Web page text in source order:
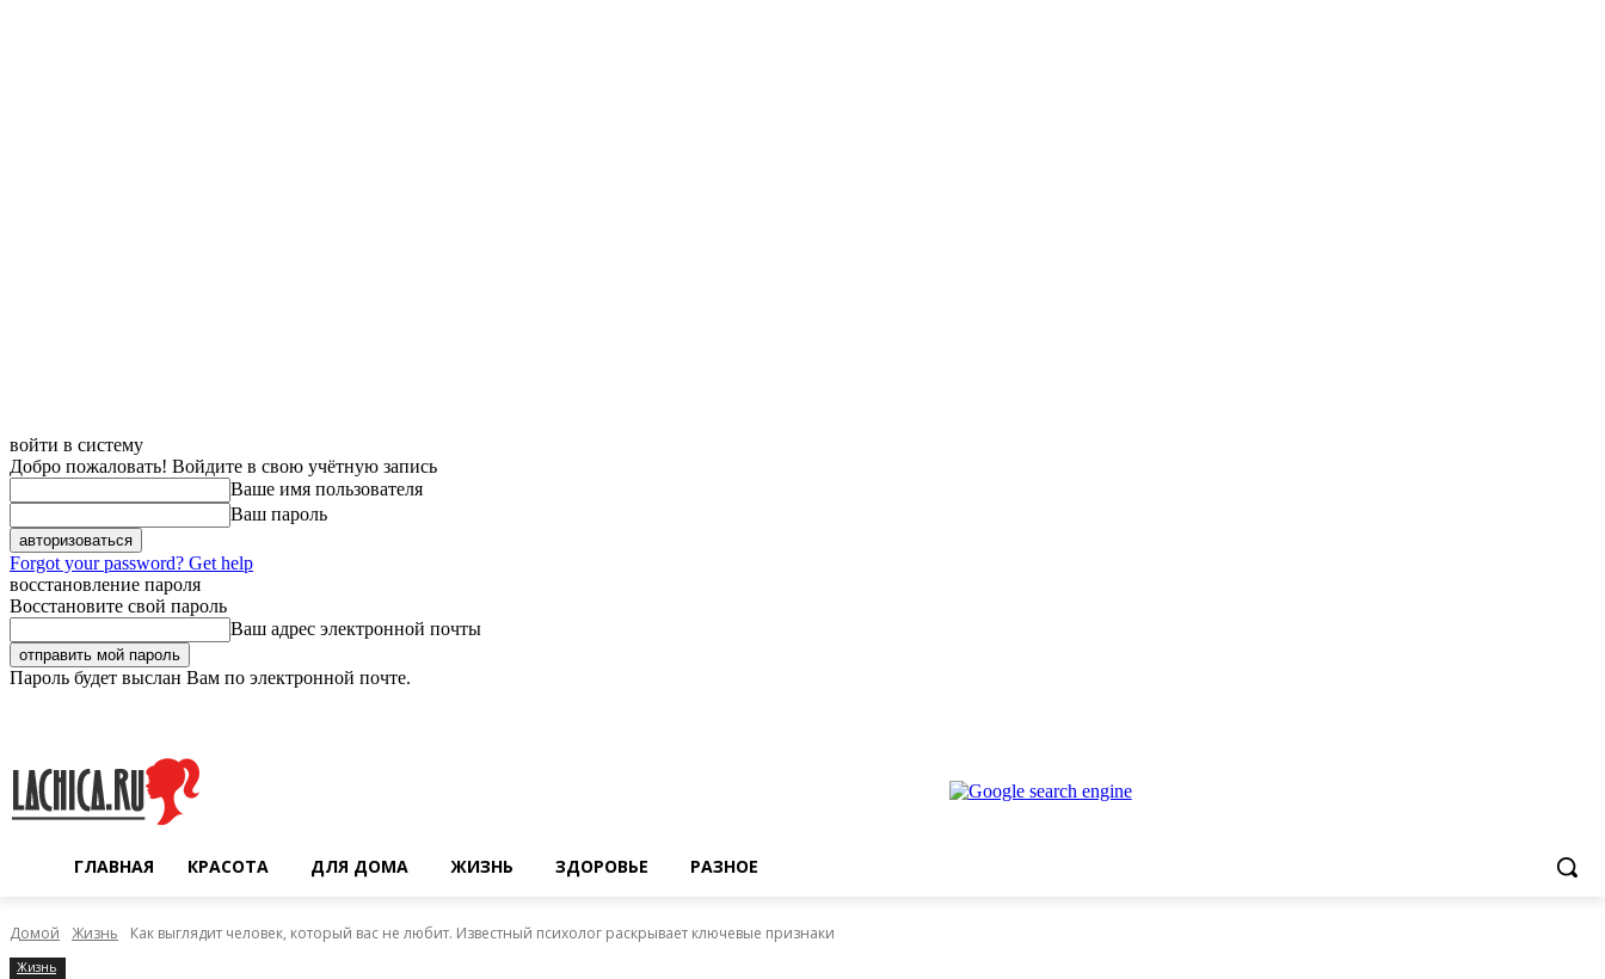
войти в систему
Добро пожаловать! Войдите в свою учётную запись
Ваше имя пользователя
Ваш пароль
Forgot your password? Get help
восстановление пароля
Восстановите свой пароль
Ваш адрес электронной почты
Пароль будет выслан Вам по электронной почте.
ГЛАВНАЯ КРАСОТА ДЛЯ ДОМА ЖИЗНЬ ЗДОРОВЬЕ РАЗНОЕ
Домой Жизнь Как выглядит человек, который вас не любит. Известный психолог раскрывает ключевые признаки
Жизнь